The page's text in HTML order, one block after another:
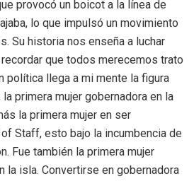
provocó un boicot a la línea de
lo que impulsó un movimiento
Su historia nos enseña a luchar
que todos merecemos trato
política llega a mi mente la figura
primera mujer gobernadora en la
la primera mujer en ser
Staff, esto bajo la incumbencia de
Fue también la primera mujer
la isla. Convertirse en gobernadora